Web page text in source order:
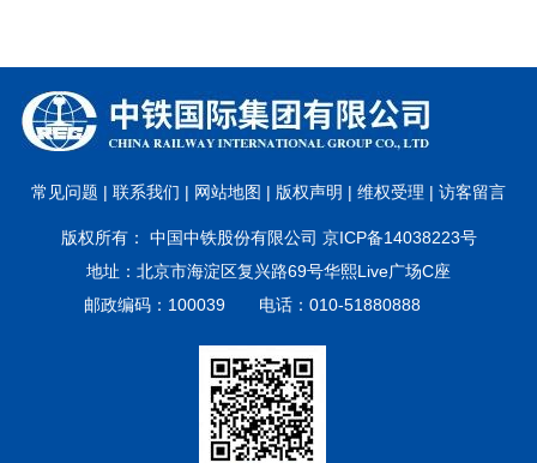
常见问题 | 联系我们 | 网站地图 | 版权声明 | 维权受理 | 访客留言
版权所有： 中国中铁股份有限公司 京ICP备14038223号
地址：北京市海淀区复兴路69号华熙Live广场C座
邮政编码：100039 电话：010-51880888